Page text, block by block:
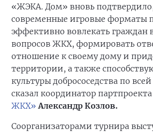
«ЖЭКА. Дом» вновь
современные игровые форматы
эффективно вовлекать граждан
вопросов ЖКХ, формировать
отношение к своему дому и
территории, а также
культуры добрососедства по
сказал координатор партпроекта
ЖКХ» Александр Козлов.
Соорганизаторами турнира